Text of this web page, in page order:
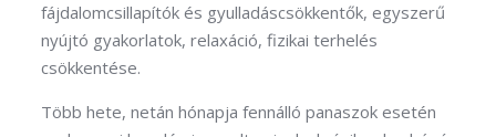
fájdalomcsillapítók és gyulladáscsökkentők, egyszerű
nyújtó gyakorlatok, relaxáció, fizikai terhelés
csökkentése.
Több hete, netán hónapja fennálló panaszok esetén